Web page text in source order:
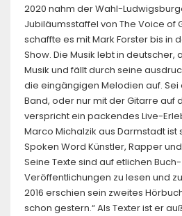
2020 nahm der Wahl-
Jubiläumsstaffel von The Voice of
schaffte es mit Mark Forster bis in
Show. Die Musik lebt in deutscher,
Musik und fällt durch seine
die eingängigen Melodien auf.
Band, oder nur mit der Gitarre auf
verspricht ein packendes Live-
Marco Michalzik aus Darmstadt
Spoken Word Künstler, Rapper
Seine Texte sind auf etlichen
Veröffentlichungen zu lesen und
2016 erschien sein zweites
schon gestern.“ Als Texter ist er